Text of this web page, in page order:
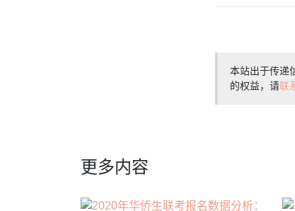
本站出于传递
的权益，请联
更多内容